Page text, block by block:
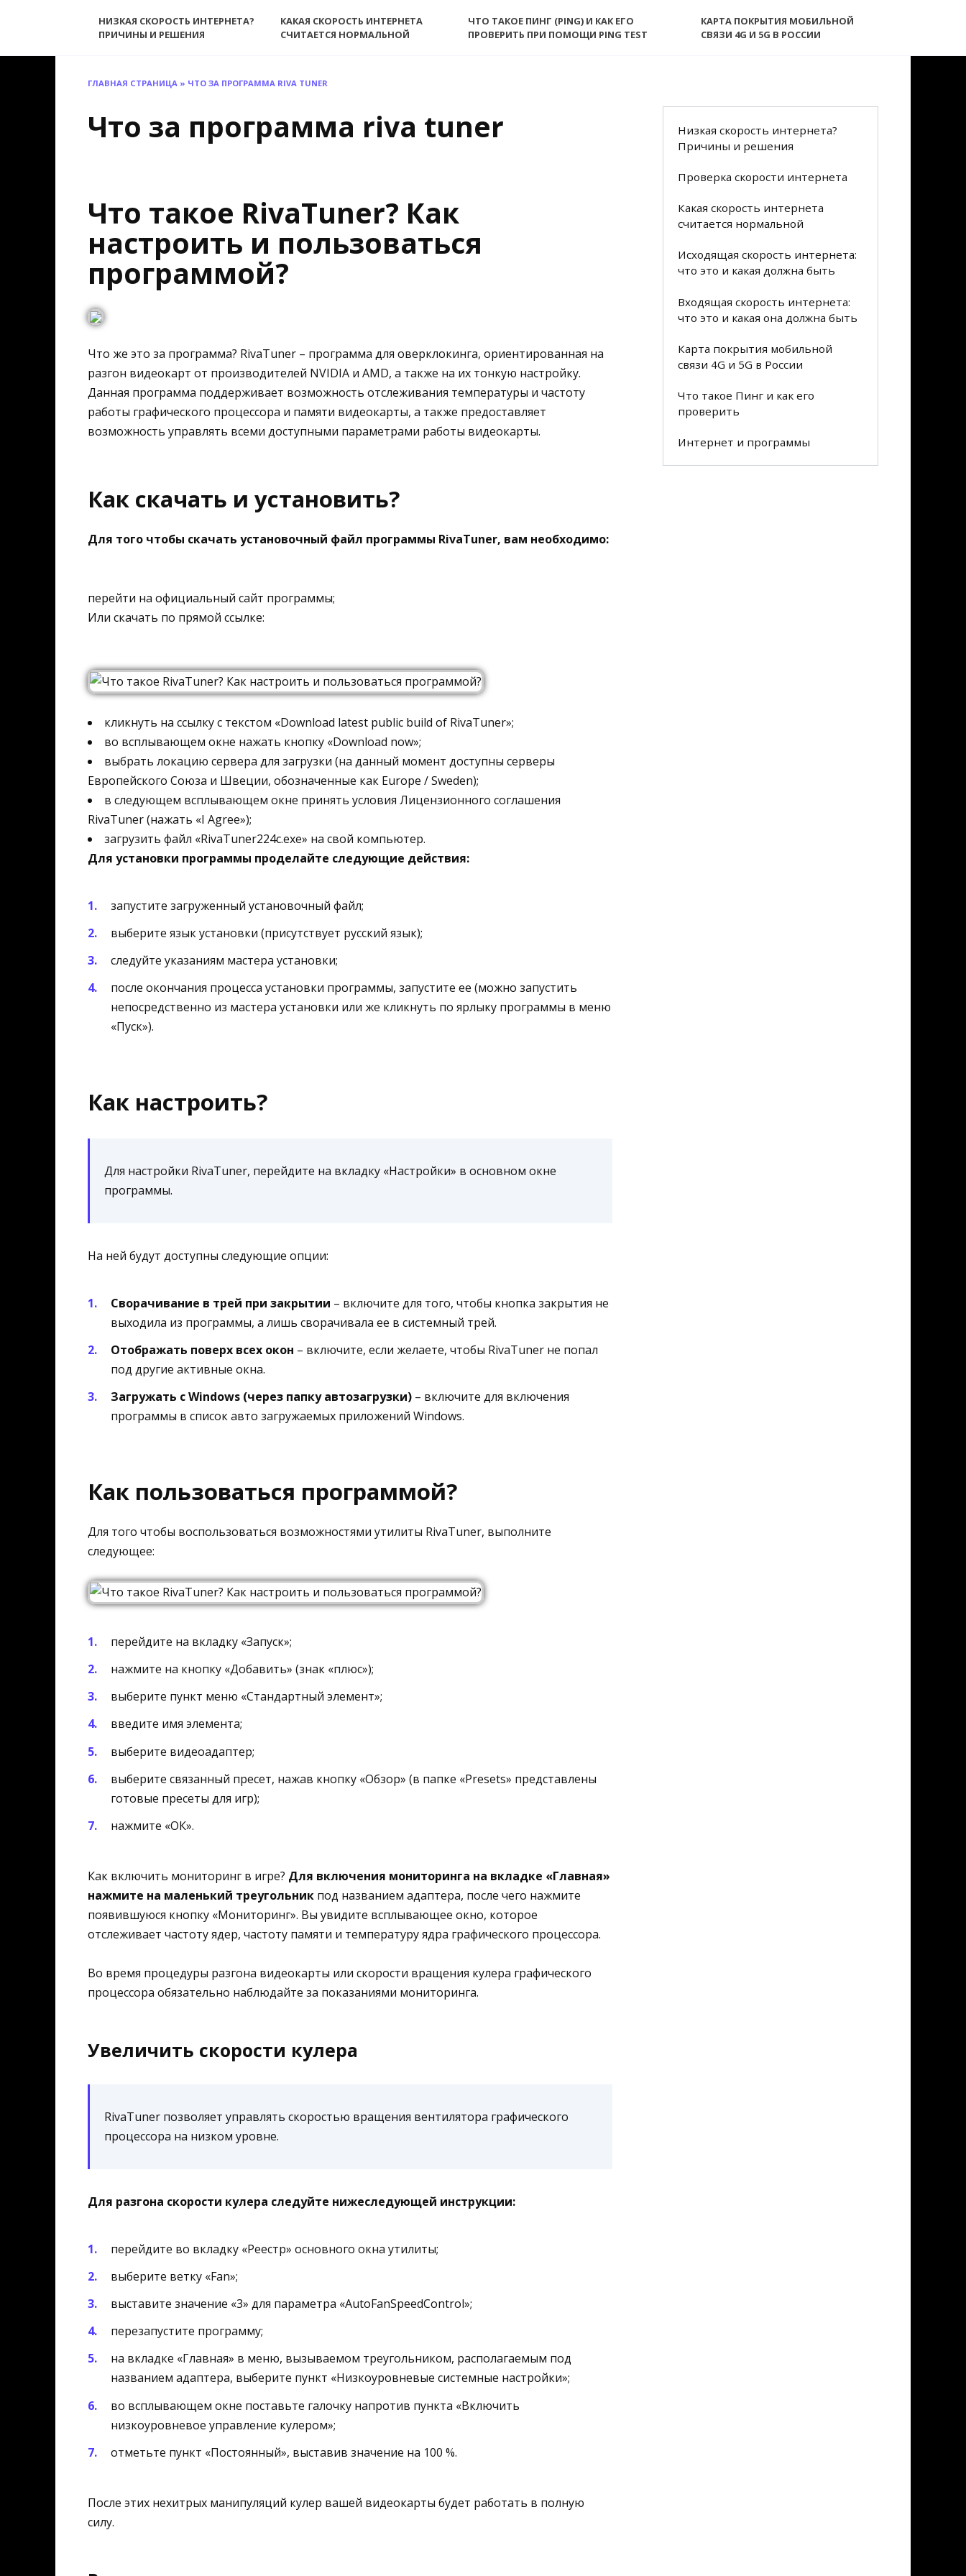
НИЗКАЯ СКОРОСТЬ ИНТЕРНЕТА?
ПРИЧИНЫ И РЕШЕНИЯ
КАКАЯ СКОРОСТЬ ИНТЕРНЕТА
СЧИТАЕТСЯ НОРМАЛЬНОЙ
ЧТО ТАКОЕ ПИНГ (PING) И КАК ЕГО
ПРОВЕРИТЬ ПРИ ПОМОЩИ PING TEST
КАРТА ПОКРЫТИЯ МОБИЛЬНОЙ
СВЯЗИ 4G И 5G В РОССИИ
ГЛАВНАЯ СТРАНИЦА » ЧТО ЗА ПРОГРАММА RIVA TUNER
Что за программа riva tuner
Что такое RivaTuner? Как
настроить и пользоваться
программой?
Что же это за программа? RivaTuner – программа для оверклокинга, ориентированная на
разгон видеокарт от производителей NVIDIA и AMD, а также на их тонкую настройку.
Данная программа поддерживает возможность отслеживания температуры и частоту
работы графического процессора и памяти видеокарты, а также предоставляет
возможность управлять всеми доступными параметрами работы видеокарты.
Как скачать и установить?
Для того чтобы скачать установочный файл программы RivaTuner, вам необходимо:
перейти на официальный сайт программы;
Или скачать по прямой ссылке:
кликнуть на ссылку с текстом «Download latest public build of RivaTuner»;
во всплывающем окне нажать кнопку «Download now»;
выбрать локацию сервера для загрузки (на данный момент доступны серверы
Европейского Союза и Швеции, обозначенные как Europe / Sweden);
в следующем всплывающем окне принять условия Лицензионного соглашения
RivaTuner (нажать «I Agree»);
загрузить файл «RivaTuner224c.exe» на свой компьютер.
Для установки программы проделайте следующие действия:
запустите загруженный установочный файл;
выберите язык установки (присутствует русский язык);
следуйте указаниям мастера установки;
после окончания процесса установки программы, запустите ее (можно запустить
непосредственно из мастера установки или же кликнуть по ярлыку программы в меню
«Пуск»).
Как настроить?
Для настройки RivaTuner, перейдите на вкладку «Настройки» в основном окне
программы.
На ней будут доступны следующие опции:
Сворачивание в трей при закрытии – включите для того, чтобы кнопка закрытия не
выходила из программы, а лишь сворачивала ее в системный трей.
Отображать поверх всех окон – включите, если желаете, чтобы RivaTuner не попал
под другие активные окна.
Загружать с Windows (через папку автозагрузки) – включите для включения
программы в список авто загружаемых приложений Windows.
Как пользоваться программой?
Для того чтобы воспользоваться возможностями утилиты RivaTuner, выполните
следующее:
перейдите на вкладку «Запуск»;
нажмите на кнопку «Добавить» (знак «плюс»);
выберите пункт меню «Стандартный элемент»;
введите имя элемента;
выберите видеоадаптер;
выберите связанный пресет, нажав кнопку «Обзор» (в папке «Presets» представлены
готовые пресеты для игр);
нажмите «ОК».
Как включить мониторинг в игре? Для включения мониторинга на вкладке «Главная»
нажмите на маленький треугольник под названием адаптера, после чего нажмите
появившуюся кнопку «Мониторинг». Вы увидите всплывающее окно, которое
отслеживает частоту ядер, частоту памяти и температуру ядра графического процессора.
Во время процедуры разгона видеокарты или скорости вращения кулера графического
процессора обязательно наблюдайте за показаниями мониторинга.
Увеличить скорости кулера
RivaTuner позволяет управлять скоростью вращения вентилятора графического
процессора на низком уровне.
Для разгона скорости кулера следуйте нижеследующей инструкции:
перейдите во вкладку «Реестр» основного окна утилиты;
выберите ветку «Fan»;
выставите значение «3» для параметра «AutoFanSpeedControl»;
перезапустите программу;
на вкладке «Главная» в меню, вызываемом треугольником, располагаемым под
названием адаптера, выберите пункт «Низкоуровневые системные настройки»;
во всплывающем окне поставьте галочку напротив пункта «Включить
низкоуровневое управление кулером»;
отметьте пункт «Постоянный», выставив значение на 100 %.
После этих нехитрых манипуляций кулер вашей видеокарты будет работать в полную
силу.
Низкая скорость интернета?
Причины и решения
Проверка скорости интернета
Какая скорость интернета
считается нормальной
Исходящая скорость интернета:
что это и какая должна быть
Входящая скорость интернета:
что это и какая она должна быть
Карта покрытия мобильной
связи 4G и 5G в России
Что такое Пинг и как его
проверить
Интернет и программы